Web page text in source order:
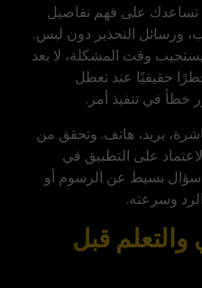
تساعدك على فهم تفاصيل
ورسائل التحذير دون لبس.
وقت المشكلة، لا بعد
حقيقيًا عند تعطل
خطأ في تنفيذ أمر.
بريد، هاتف. وتحقق من
على التطبيق في
بسيط عن الرسوم أو
وسرعته.
قبل